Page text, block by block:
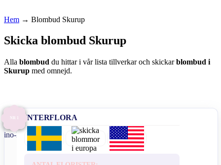
Hem → Blombud Skurup
Skicka blombud Skurup
Alla blombud du hittar i vår lista tillverkar och skickarblombud i
Skurup med omnejd.
NR 1 INTERFLORA